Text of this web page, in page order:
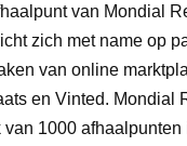
van Mondial
zich met name op
van online
en Vinted. Mondial
van 1000 afhaalpunten